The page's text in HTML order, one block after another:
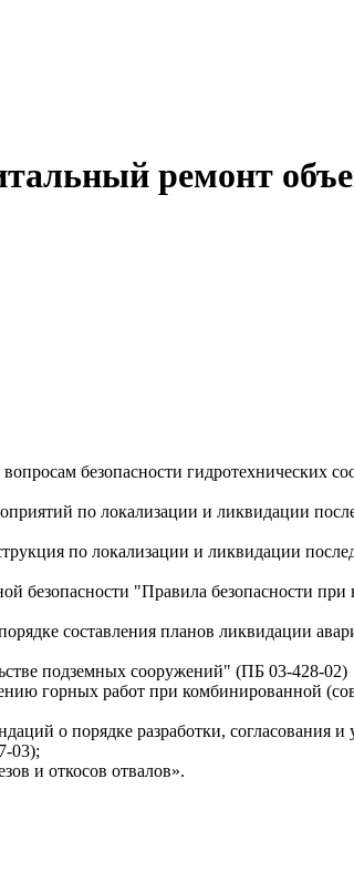
ремонт
безопасности гидротехнических
по локализации и ликвидации
по локализации и ликвидации
безопасности "Правила безопасности при
составления планов ликвидации
подземных сооружений" (ПБ 03-428-02)
горных работ при комбинированной
о порядке разработки, согласования и
03);
и откосов отвалов».